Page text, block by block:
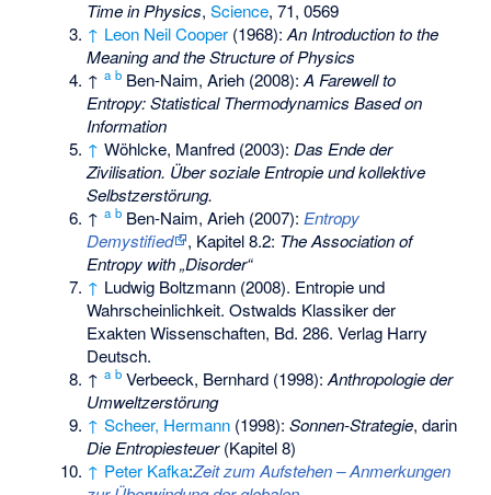
Time in Physics,Science, 71, 0569
↑ Leon Neil Cooper (1968):An Introduction to the
Meaning and the Structure of Physics
↑a b Ben-Naim, Arieh (2008):A Farewell to
Entropy: Statistical Thermodynamics Based on
Information
↑ Wöhlcke, Manfred (2003):Das Ende der
Zivilisation. Über soziale Entropie und kollektive
Selbstzerstörung.
↑a b Ben-Naim, Arieh (2007): Entropy
Demystified
, Kapitel 8.2: The Association of
Entropy with „Disorder“
↑ Ludwig Boltzmann (2008). Entropie und
Wahrscheinlichkeit. Ostwalds Klassiker der
Exakten Wissenschaften, Bd. 286. Verlag Harry
Deutsch.
↑a b Verbeeck, Bernhard (1998):Anthropologie der
Umweltzerstörung
↑ Scheer, Hermann (1998):Sonnen-Strategie, darin
Die Entropiesteuer(Kapitel 8)
↑ Peter Kafka:Zeit zum Aufstehen – Anmerkungen